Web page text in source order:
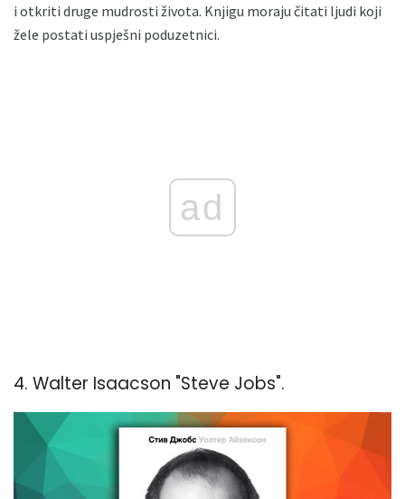
i otkriti druge mudrosti života. Knjigu moraju čitati ljudi koji
žele postati uspješni poduzetnici.
ad
4. Walter Isaacson "Steve Jobs".